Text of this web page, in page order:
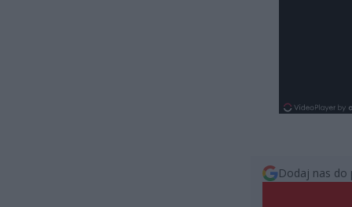
Dodaj nas do